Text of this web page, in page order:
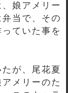
娘アメリー
当で、その
ていた事を
が、尾花夏
メリーのた